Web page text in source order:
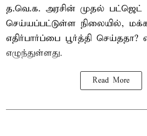
த.வெ.க. அரசின் முதல் பட்ஜெட்
செய்யப்பட்டுள்ள நிலையில்,
எதிர்பார்ப்பை பூர்த்தி
எழுந்துள்ளது.
Read More